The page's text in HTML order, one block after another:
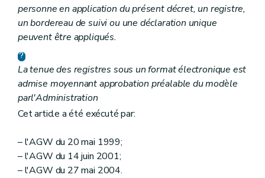
personne en application du présent décret, un registre,
un bordereau de suivi ou une déclaration unique
peuvent être appliqués.
La tenue des registres sous un format électronique est
admise moyennant approbation préalable du modèle
parl'Administration
Cet article a été exécuté par:
– l'AGW du 20 mai 1999;
– l'AGW du 14 juin 2001;
– l'AGW du 27 mai 2004.